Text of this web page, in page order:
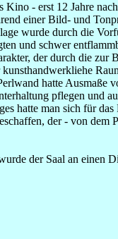
Kino - erst 12 Jahre
einer Bild- und
wurde durch die
und schwer
der durch die
hatte Ausmaße
pflegen und
hatte man sich für
der - von
der Saal an einen